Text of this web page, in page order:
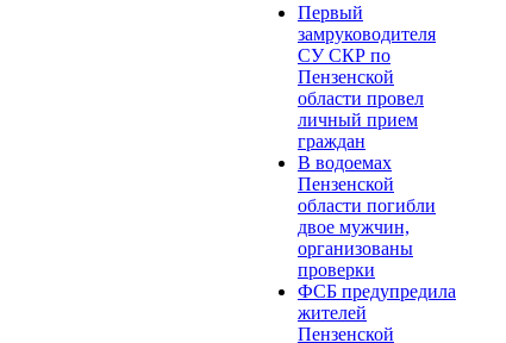
Первый
замруководителя
СУ СКР по
Пензенской
области провел
личный прием
граждан
В водоемах
Пензенской
области погибли
двое мужчин,
организованы
проверки
ФСБ предупредила
жителей
Пензенской